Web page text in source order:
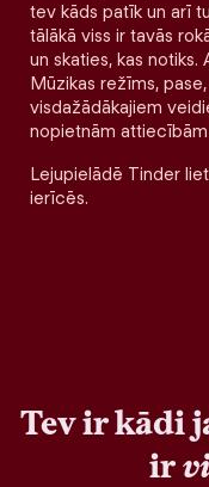
tev kāds patīk un arī
tālākā viss ir tavās
un skaties, kas
Mūzikas režīms,
visdažādākajiem
nopietnām
Lejupielādē Tinder
ierīcēs.
Tev ir kādi
ir